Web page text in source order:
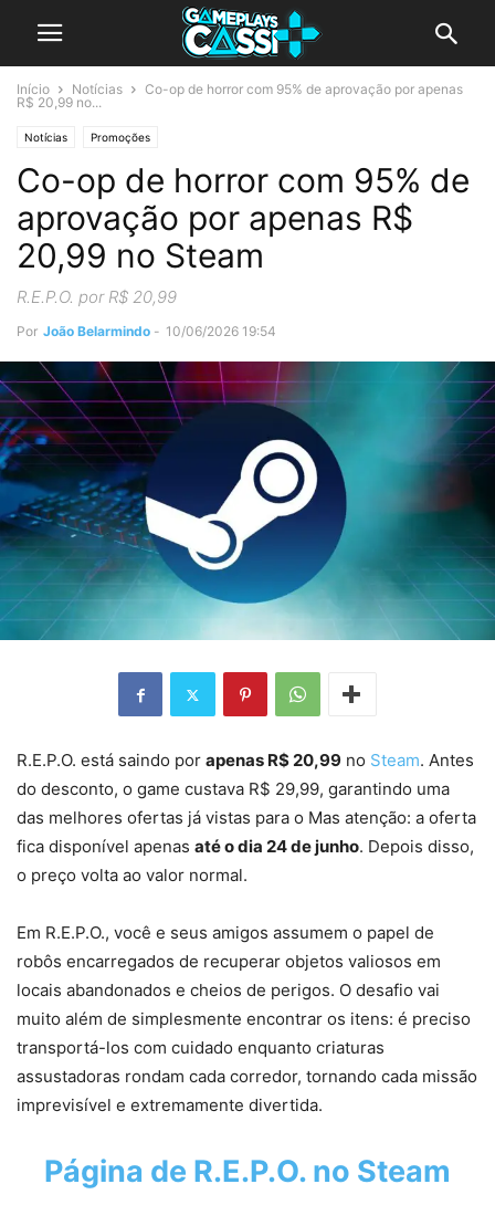
Início Notícias
Co-op de horror com 95% de aprovação por apenas
R$ 20,99 no...
Notícias Promoções
Co-op de horror com 95% de
aprovação por apenas R$
20,99 no Steam
R.E.P.O. por R$ 20,99
Por João Belarmindo - 10/06/2026 19:54
R.E.P.O. está saindo por apenas R$ 20,99 no Steam. Antes
do desconto, o game custava R$ 29,99, garantindo uma
das melhores ofertas já vistas para o Mas atenção: a oferta
fica disponível apenas até o dia 24 de junho. Depois disso,
o preço volta ao valor normal.
Em R.E.P.O., você e seus amigos assumem o papel de
robôs encarregados de recuperar objetos valiosos em
locais abandonados e cheios de perigos. O desafio vai
muito além de simplesmente encontrar os itens: é preciso
transportá-los com cuidado enquanto criaturas
assustadoras rondam cada corredor, tornando cada missão
imprevisível e extremamente divertida.
Página de R.E.P.O. no Steam